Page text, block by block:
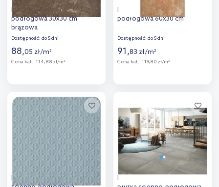
Paradyż Ilario Brown płytka
podłogowa 30x30 cm
brązowa
Dostępność: do 5 dni
88,05 zł/m2
Cena kat.: 114,88 zł/m2
Dodaj do
porównania
Paradyż Ilario Ochra płytka
podłogowa 60x30 cm
Dostępność: do 5 dni
91,83 zł/m2
Cena kat.: 119,80 zł/m2
porównania
Paradyż Gammo płytka
Euroceramic Grafton Grey